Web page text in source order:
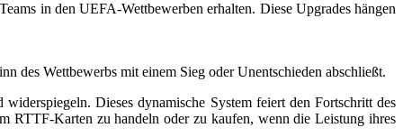
in den UEFA-Wettbewerben erhalten. Diese Upgrades hängen
des Wettbewerbs mit einem Sieg oder Unentschieden abschließt.
Dieses dynamische System feiert den Fortschritt des
RTTF-Karten zu handeln oder zu kaufen, wenn die Leistung ihres